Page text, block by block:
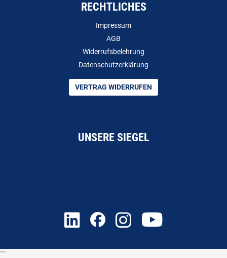
RECHTLICHES
Impressum
AGB
Widerrufsbelehrung
Datenschutzerklärung
VERTRAG WIDERRUFEN
UNSERE SIEGEL
```